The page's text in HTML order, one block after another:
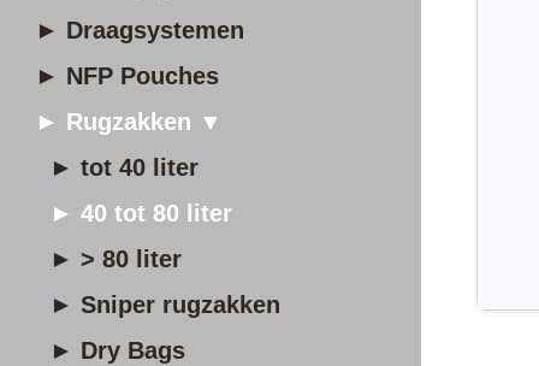
► Draagsystemen
► NFP Pouches
► Rugzakken ▼
► tot 40 liter
► 40 tot 80 liter
► > 80 liter
► Sniper rugzakken
► Dry Bags